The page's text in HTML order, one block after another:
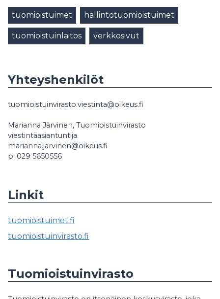
tuomioistuimet hallintotuomioistuimet
tuomioistuinlaitos verkkosivut
Yhteyshenkilöt
tuomioistuinvirasto.viestinta@oikeus.fi
Marianna Järvinen, Tuomioistuinvirasto
viestintäasiantuntija
marianna.jarvinen@oikeus.fi
p. 029 5650556
Linkit
tuomioistuimet.fi
tuomioistuinvirasto.fi
Tuomioistuinvirasto